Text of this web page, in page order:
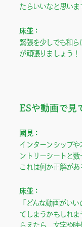
たらいいなと思いま
床並：
緊張を少しでも和
が頑張りましょう！
ESや動画で見
國見：
インターンシップ
ントリーシートと数
これは何か正解があ
床並：
「どんな動画がい
てしまうかもしれ
らえたら、文字や